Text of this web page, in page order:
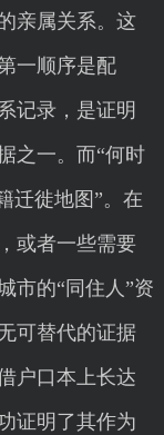
亲属关系。这
一顺序是配
记录，是证明
之一。而“何时
迁徙地图”。在
或者一些需要
市的“同住人”资
可替代的证据
户口本上长达
证明了其作为